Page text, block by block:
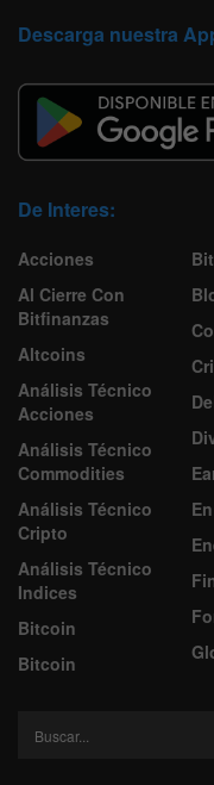
Descarga nuestra
De Interes:
Acciones
Al Cierre Con
Bitfinanzas
Altcoins
Análisis Técnico
Acciones
Análisis Técnico
Commodities
Análisis Técnico
Cripto
Análisis Técnico
Indices
Bitcoin
Bitcoin